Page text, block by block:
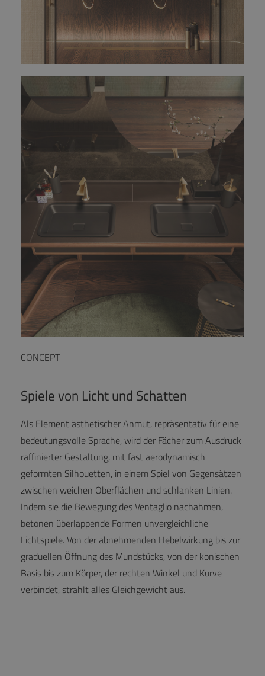
CONCEPT
Spiele von Licht und Schatten
Als Element ästhetischer Anmut, repräsentativ für eine
bedeutungsvolle Sprache, wird der Fächer zum Ausdruck
raffinierter Gestaltung, mit fast aerodynamisch
geformten Silhouetten, in einem Spiel von Gegensätzen
zwischen weichen Oberflächen und schlanken Linien.
Indem sie die Bewegung des Ventaglio nachahmen,
betonen überlappende Formen unvergleichliche
Lichtspiele. Von der abnehmenden Hebelwirkung bis zur
graduellen Öffnung des Mundstücks, von der konischen
Basis bis zum Körper, der rechten Winkel und Kurve
verbindet, strahlt alles Gleichgewicht aus.